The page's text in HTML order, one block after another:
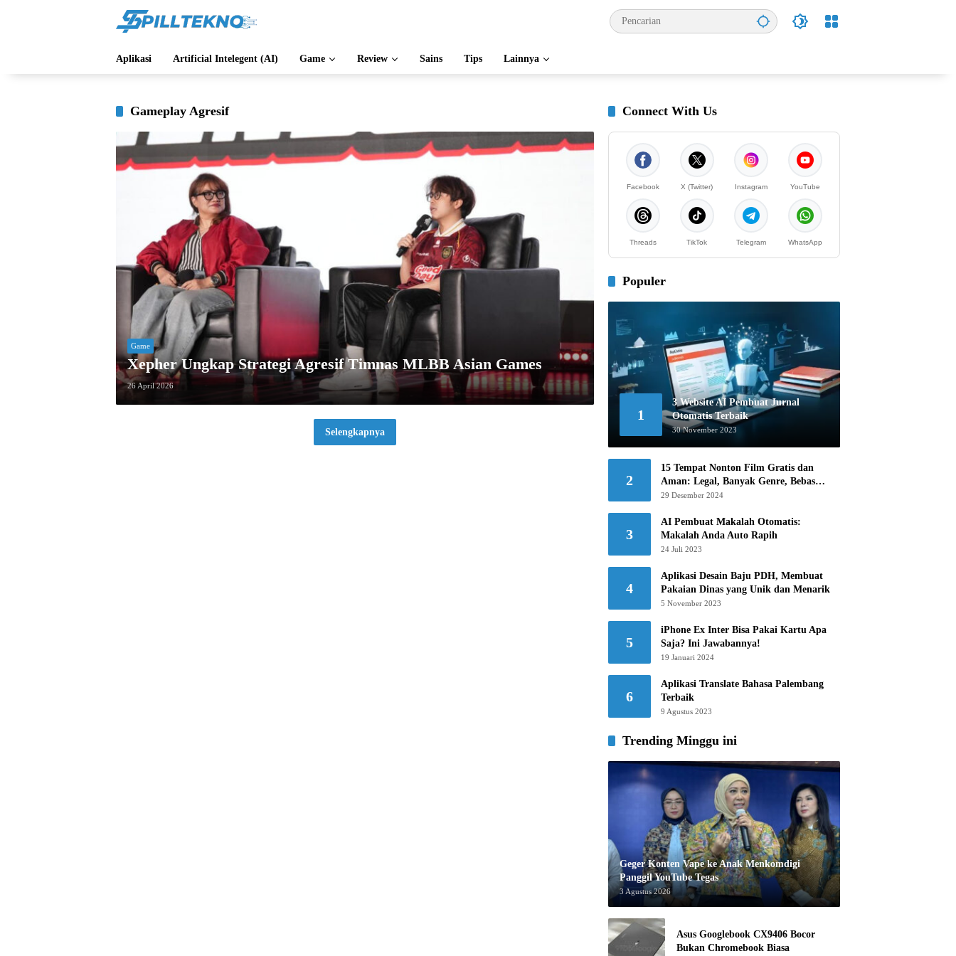
Aplikasi Artificial Intelegent (AI) Game Review Sains Tips Lainnya
Gameplay Agresif
Game
Xepher Ungkap Strategi Agresif Timnas MLBB Asian Games
26 April 2026
Selengkapnya
Connect With Us
Facebook X (Twitter) Instagram YouTube
Threads TikTok Telegram WhatsApp
Populer
1
3 Website AI Pembuat Jurnal
Otomatis Terbaik
30 November 2023
2
15 Tempat Nonton Film Gratis dan
Aman: Legal, Banyak Genre, Bebas
Khawatir!
29 Desember 2024
3
AI Pembuat Makalah Otomatis:
Makalah Anda Auto Rapih
24 Juli 2023
4
Aplikasi Desain Baju PDH, Membuat
Pakaian Dinas yang Unik dan Menarik
5 November 2023
5
iPhone Ex Inter Bisa Pakai Kartu Apa
Saja? Ini Jawabannya!
19 Januari 2024
6
Aplikasi Translate Bahasa Palembang
Terbaik
9 Agustus 2023
Trending Minggu ini
Geger Konten Vape ke Anak Menkomdigi
Panggil YouTube Tegas
3 Agustus 2026
Asus Googlebook CX9406 Bocor
Bukan Chromebook Biasa